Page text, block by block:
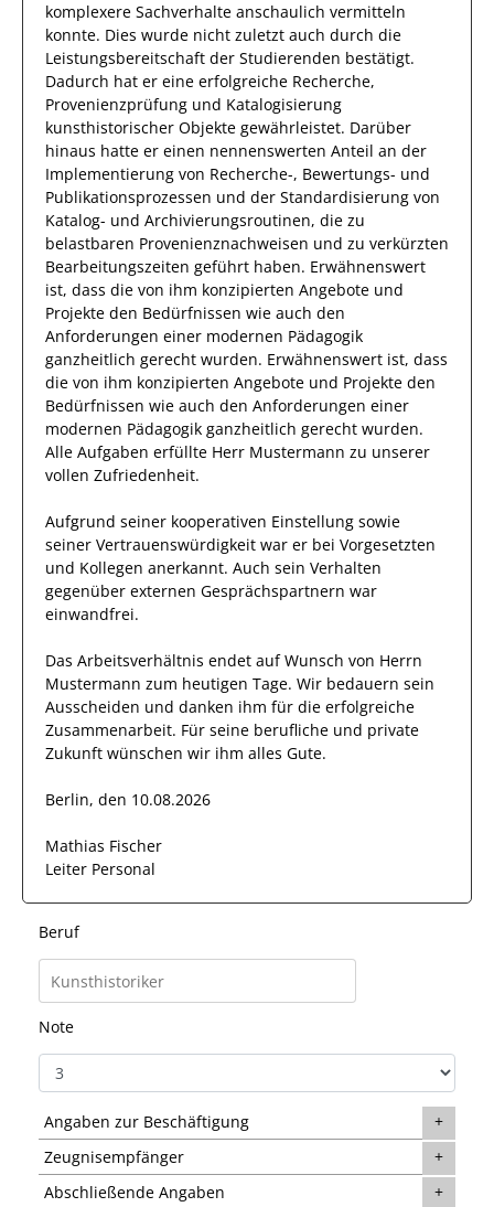
komplexere Sachverhalte anschaulich vermitteln
konnte. Dies wurde nicht zuletzt auch durch die
Leistungsbereitschaft der Studierenden bestätigt.
Dadurch hat er eine erfolgreiche Recherche,
Provenienzprüfung und Katalogisierung
kunsthistorischer Objekte gewährleistet. Darüber
hinaus hatte er einen nennenswerten Anteil an der
Implementierung von Recherche-, Bewertungs- und
Publikationsprozessen und der Standardisierung von
Katalog- und Archivierungsroutinen, die zu
belastbaren Provenienznachweisen und zu verkürzten
Bearbeitungszeiten geführt haben. Erwähnenswert
ist, dass die von ihm konzipierten Angebote und
Projekte den Bedürfnissen wie auch den
Anforderungen einer modernen Pädagogik
ganzheitlich gerecht wurden. Erwähnenswert ist, dass
die von ihm konzipierten Angebote und Projekte den
Bedürfnissen wie auch den Anforderungen einer
modernen Pädagogik ganzheitlich gerecht wurden.
Alle Aufgaben erfüllte Herr Mustermann zu unserer
vollen Zufriedenheit.
Aufgrund seiner kooperativen Einstellung sowie
seiner Vertrauenswürdigkeit war er bei Vorgesetzten
und Kollegen anerkannt. Auch sein Verhalten
gegenüber externen Gesprächspartnern war
einwandfrei.
Das Arbeitsverhältnis endet auf Wunsch von Herrn
Mustermann zum heutigen Tage. Wir bedauern sein
Ausscheiden und danken ihm für die erfolgreiche
Zusammenarbeit. Für seine berufliche und private
Zukunft wünschen wir ihm alles Gute.
Berlin, den 10.08.2026
Mathias Fischer
Leiter Personal
Beruf
Note
Angaben zur Beschäftigung
Zeugnisempfänger
Abschließende Angaben